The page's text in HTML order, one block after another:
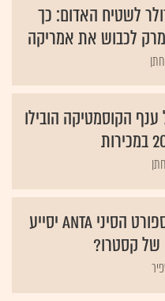
ב-16 דולר לשטיח האדום: כך
לכבוש את אמריקה
הקוסמטיקה הובילו
האם מותג הספורט הסיני ANTA יסייע
של קסטרו?